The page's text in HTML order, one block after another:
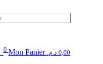
0 Mon Panier 0,00 د.م.